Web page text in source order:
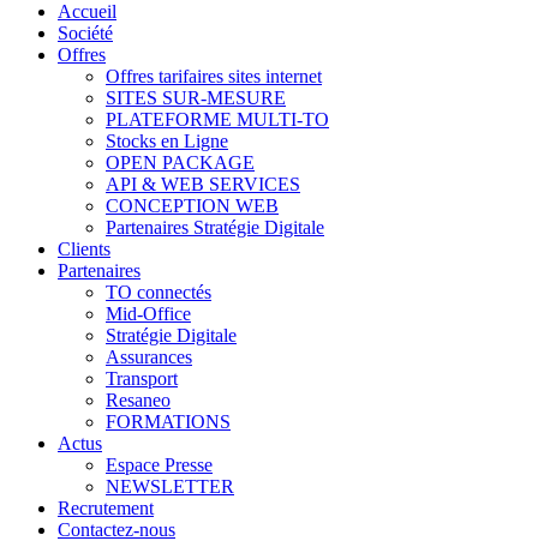
Accueil
Société
Offres
Offres tarifaires sites internet
SITES SUR-MESURE
PLATEFORME MULTI-TO
Stocks en Ligne
OPEN PACKAGE
API & WEB SERVICES
CONCEPTION WEB
Partenaires Stratégie Digitale
Clients
Partenaires
TO connectés
Mid-Office
Stratégie Digitale
Assurances
Transport
Resaneo
FORMATIONS
Actus
Espace Presse
NEWSLETTER
Recrutement
Contactez-nous